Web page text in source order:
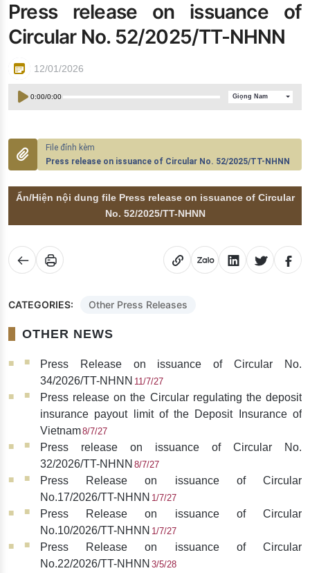
Đào tạo ISO
Press release on issuance of
Circular No. 52/2025/TT-NHNN
12/01/2026
0:00/0:00 Giọng Nam
Press release on issuance of Circular No. 52/2025/TT-NHNN
Ẩn/Hiện nội dung file Press release on issuance of Circular
No. 52/2025/TT-NHNN
CATEGORIES: Other Press Releases
OTHER NEWS
Press Release on issuance of Circular No.
34/2026/TT-NHNN 11/7/27
Press release on the Circular regulating the deposit
insurance payout limit of the Deposit Insurance of
Vietnam8/7/27
Press release on issuance of Circular No.
32/2026/TT-NHNN 8/7/27
Press Release on issuance of Circular
No.17/2026/TT-NHNN 1/7/27
Press Release on issuance of Circular
No.10/2026/TT-NHNN 1/7/27
Press Release on issuance of Circular
No.22/2026/TT-NHNN 3/5/28